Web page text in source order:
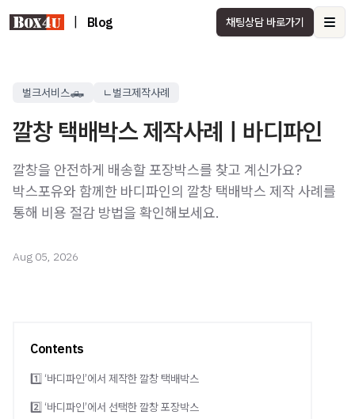
Blog 채팅상담 바로가기
벌크서비스🛻 ㄴ벌크제작사례
깔창 택배박스 제작사례ㅣ바디파인
깔창을 안전하게 배송할 포장박스를 찾고 계신가요?
박스포유와 함께한 바디파인의 깔창 택배박스 제작 사례를
통해 비용 절감 방법을 확인해보세요.
Aug 05, 2026
Contents
1️⃣ ‘바디파인’에서 제작한 깔창 택배박스
2️⃣ ‘바디파인’에서 선택한 깔창 포장박스